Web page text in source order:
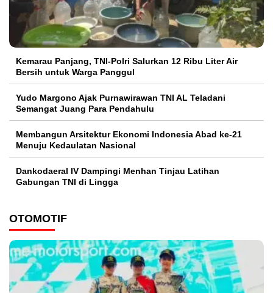
Kemarau Panjang, TNI-Polri Salurkan 12 Ribu Liter Air
Bersih untuk Warga Panggul
Yudo Margono Ajak Purnawirawan TNI AL Teladani
Semangat Juang Para Pendahulu
Membangun Arsitektur Ekonomi Indonesia Abad ke-21
Menuju Kedaulatan Nasional
Dankodaeral IV Dampingi Menhan Tinjau Latihan
Gabungan TNI di Lingga
OTOMOTIF